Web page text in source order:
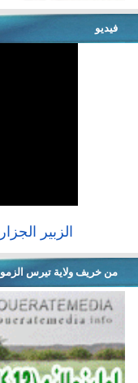
فيديو
الزبير
من خريف ولاية تيرس